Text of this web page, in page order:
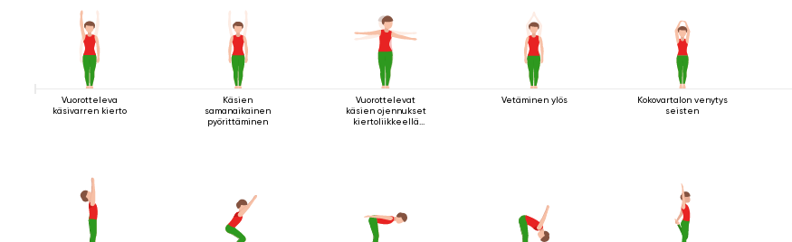
Vuorotteleva
käsivarren kierto
Käsien
samanaikainen
pyörittäminen
Vuorottelevat
käsien ojennukset
kiertoliikkeellä
Vetäminen ylös
Kokovartalon venytys
seisten